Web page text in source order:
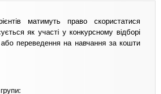
матимуть право скористатися
як участі у конкурсному відборі
переведення на навчання за кошти